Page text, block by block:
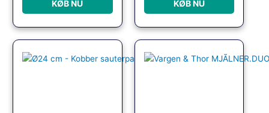
KØB NU KØB NU
Den oprindelige pris var: 1,499.00kr..
Den aktuelle pris er: 1,399.95kr..